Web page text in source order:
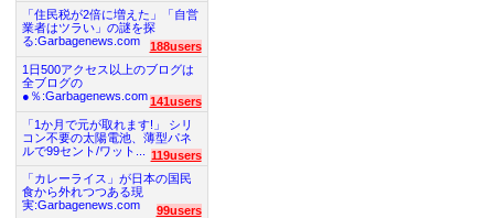
「住民税が2倍に増えた」「自営
業者はツラい」の謎を探
る:Garbagenews.com
188users
1日500アクセス以上のブログは
全ブログの
●％:Garbagenews.com 141users
「1か月で元が取れます!」 シリ
コン不要の太陽電池、薄型パネ
ルで99セント/ワット...
119users
「カレーライス」が日本の国民
食から外れつつある現
実:Garbagenews.com
99users